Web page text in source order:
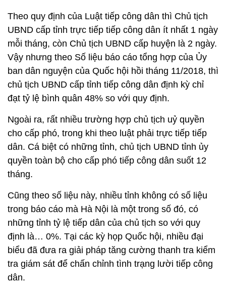
Theo quy định của Luật tiếp công dân thì Chủ tịch
UBND cấp tỉnh trực tiếp tiếp công dân ít nhất 1 ngày
mỗi tháng, còn Chủ tịch UBND cấp huyện là 2 ngày.
Vậy nhưng theo Số liệu báo cáo tổng hợp của Ủy
ban dân nguyện của Quốc hội hồi tháng 11/2018, thì
chủ tịch UBND cấp tỉnh tiếp công dân định kỳ chỉ
đạt tỷ lệ bình quân 48% so với quy định.
Ngoài ra, rất nhiều trường hợp chủ tịch uỷ quyền
cho cấp phó, trong khi theo luật phải trực tiếp tiếp
dân. Cá biệt có những tỉnh, chủ tịch UBND tỉnh ủy
quyền toàn bộ cho cấp phó tiếp công dân suốt 12
tháng.
Cũng theo số liệu này, nhiều tỉnh không có số liệu
trong báo cáo mà Hà Nội là một trong số đó, có
những tỉnh tỷ lệ tiếp dân của chủ tịch so với quy
định là… 0%. Tại các kỳ họp Quốc hội, nhiều đại
biểu đã đưa ra giải pháp tăng cường thanh tra kiểm
tra giám sát để chấn chỉnh tình trạng lười tiếp công
dân.